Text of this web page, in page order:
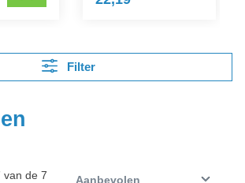
Filter
van de 7